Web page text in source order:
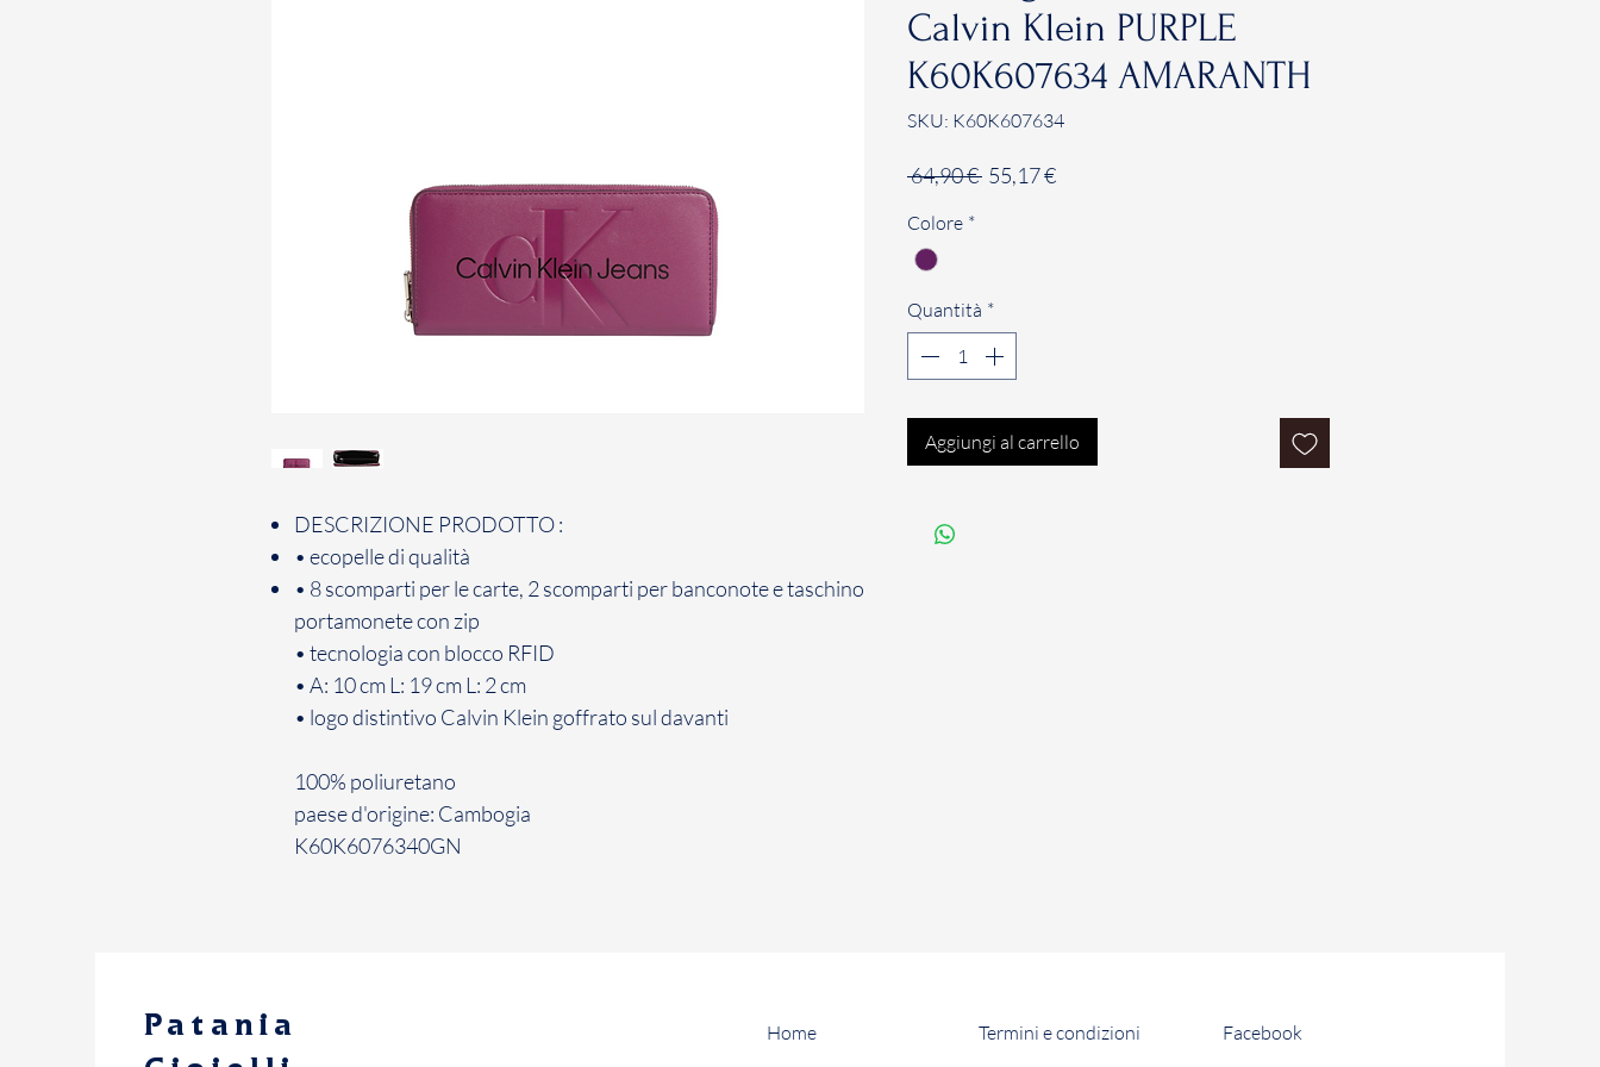
DESCRIZIONE PRODOTTO :
• ecopelle di qualità
• 8 scomparti per le carte, 2 scomparti per banconote e taschino
portamonete con zip
• tecnologia con blocco RFID
• A: 10 cm L: 19 cm L: 2 cm
• logo distintivo Calvin Klein goffrato sul davanti
100% poliuretano
paese d'origine: Cambogia
K60K6076340GN
Calvin Klein PURPLE
K60K607634 AMARANTH
SKU: K60K607634
64,90 € Prezzo
55,17 €Prezzo
Colore *
Quantità *
Aggiungi al carrello
Patania
Home Termini e condizioni Facebook